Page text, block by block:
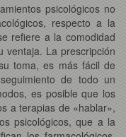
psicológicos no
respecto a la
refiere a la comodidad
ventaja. La prescripción
toma, es más fácil de
de todo un
es posible que los
a terapias de «hablar»,
psicológicos, que a la